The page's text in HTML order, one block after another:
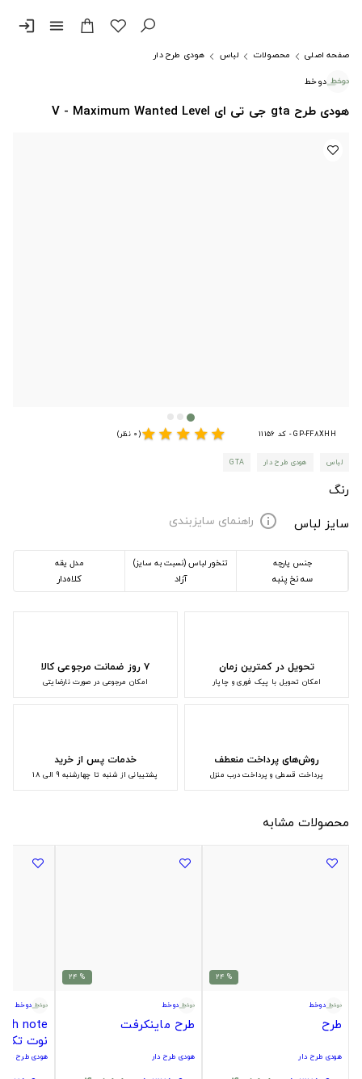
menu
login
صفحه اصلی محصولات لباس
هودی طرح دار
دوخط
هودی طرح gta جی تی ای V - Maximum Wanted Level
GP-FF8XHH - کد 11156 star
star
star
star
star(0 نظر)
لباس هودی طرح دار GTA
رنگ
سایز لباس
info راهنمای سایزبندی
جنس پارچه
سه نخ پنبه
تنخور لباس (نسبت به سایز)
آزاد
مدل یقه
کلاه‌دار
تحویل در کمترین زمان
امکان تحویل با پیک فوری و چاپار
۷ روز ضمانت مرجوعی کالا
امکان مرجوعی در صورت نارضایتی
روش‌های پرداخت منعطف
پرداخت قسطی و پرداخت درب منزل
خدمات پس از خرید
پشتیبانی از شنبه تا چهارشنبه 9 الی 18
محصولات مشابه
% 24
دوخط
طرح
هودی طرح دار
% 24
دوخط
طرح ماینکرفت
هودی طرح دار
دوخط
نوت تک
هودی طرح دار